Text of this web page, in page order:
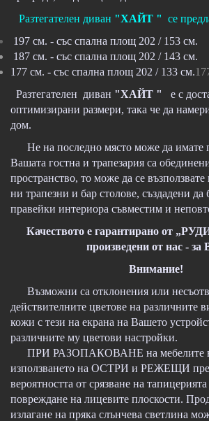
Разтегателен диван "ХАЙТ " се
197 см. - със спална площ 202 / 153 см.
187 см. - със спална площ 202 / 143 см.
177 см. - със спална площ 202 / 133 см.
Разтегателен диван "ХАЙТ "
е с
оптимизирани размери, така че да
дом.
Не на последно място може да имате
Вашата гостна и трапезария са
пространство, то може да се
ни трапезни и бар столове, създадени да
правейки интериора съвместим и
Качеството е гарантирано от
произведени от нас - за
Внимание!
Възможни са отклонения или
действителните цветове на различните
кожи с тези на екрана на Вашето
различните му цветови настройки.
ПРИ РАЗОПАКОВАНЕ на мебелите
използването на ОСТРИ и РЕЖЕЩИ
вероятността от срязване на
повреждане на лицевите плоскости.
излагане на пряка слънчева светлина